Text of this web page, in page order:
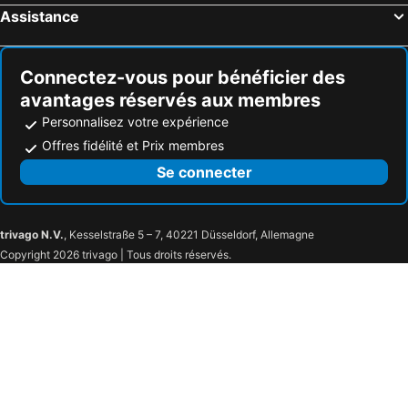
Bourg-Blanc, Bed and Breakfasts (B and B)
Saint-Martin-des-Champs, Bed and Breakfasts (B and B)
Assistance
Connectez-vous pour bénéficier des
avantages réservés aux membres
Personnalisez votre expérience
Offres fidélité et Prix membres
Se connecter
trivago N.V., Kesselstraße 5 – 7, 40221 Düsseldorf, Allemagne
Copyright 2026 trivago | Tous droits réservés.